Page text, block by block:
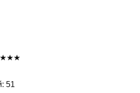
★★★
51